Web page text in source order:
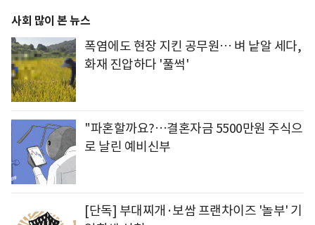
사회 많이 본 뉴스
폭염에도 현장 지킨 공무원… 벼 낱알 세다,
화재 진압하다 '풀썩'
"파혼할까요?…결혼자금 5500만원 주식으
로 날린 예비신부
[단독] 부대찌개·보쌈 프랜차이즈 '놀부' 기